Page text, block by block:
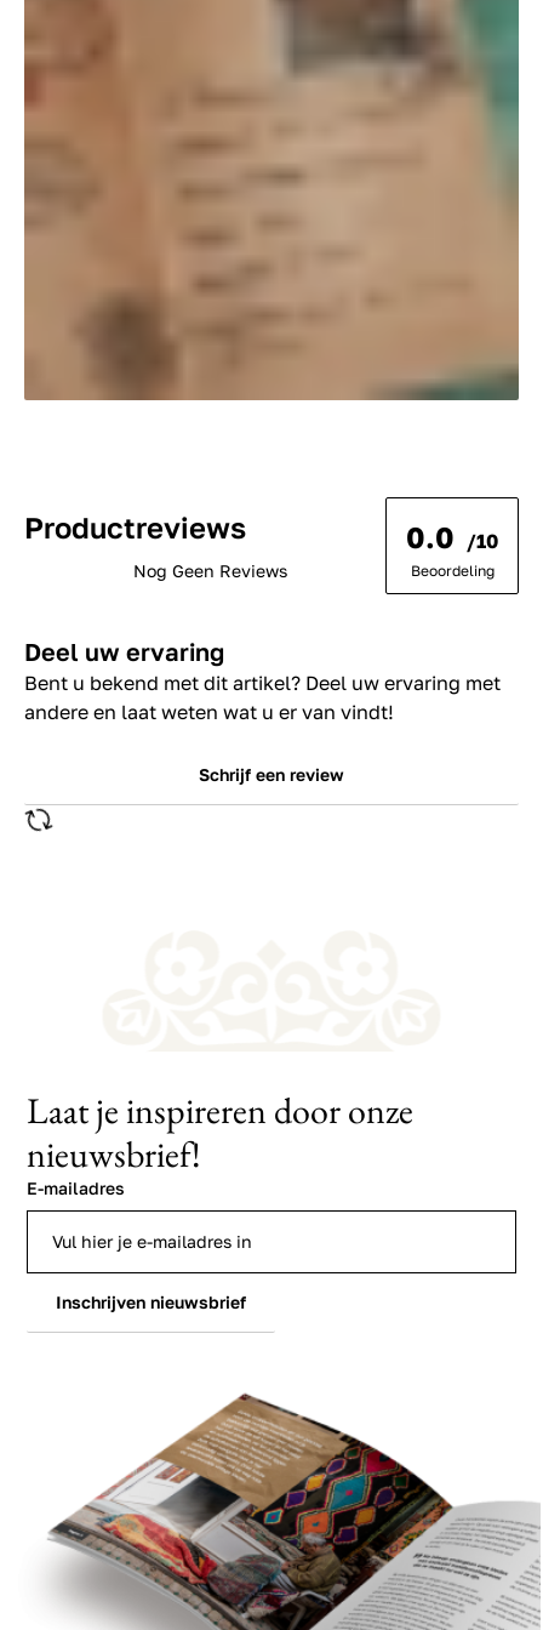
Productreviews
Nog Geen Reviews
0.0 /10
Beoordeling
Deel uw ervaring
Bent u bekend met dit artikel? Deel uw ervaring met
andere en laat weten wat u er van vindt!
Schrijf een review
Laat je inspireren door onze
nieuwsbrief!
E-mailadres
Inschrijven nieuwsbrief